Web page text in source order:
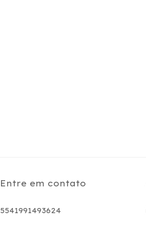
Entre em contato
5541991493624